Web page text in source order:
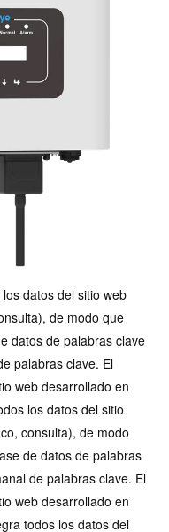
datos del sitio web
de modo que
datos de palabras clave
palabras clave. El
web desarrollado en
los datos del sitio
consulta), de modo
de datos de palabras
de palabras clave. El
web desarrollado en
todos los datos del